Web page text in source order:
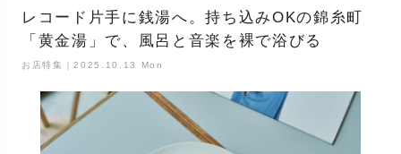
レコード片手に銭湯へ。持ち込みOKの錦糸町
「黄金湯」で、風呂と音楽を裸で浴びる
お店特集｜2025.10.13 Mon